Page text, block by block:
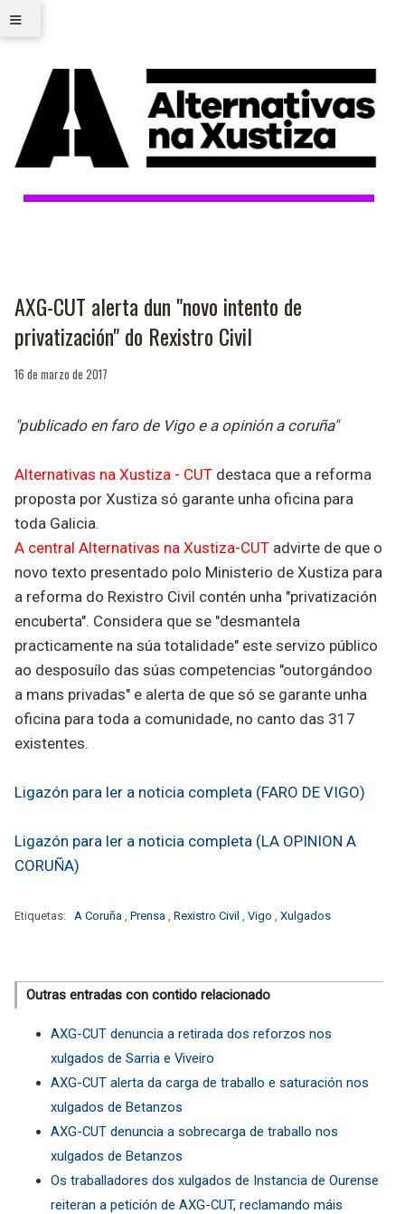
≡
AXG-CUT alerta dun "novo intento de
privatización" do Rexistro Civil
16 de marzo de 2017
"publicado en faro de Vigo e a opinión a coruña"
Alternativas na Xustiza - CUT destaca que a reforma
proposta por Xustiza só garante unha oficina para
toda Galicia.
A central Alternativas na Xustiza-CUT advirte de que o
novo texto presentado polo Ministerio de Xustiza para
a reforma do Rexistro Civil contén unha "privatización
encuberta". Considera que se "desmantela
practicamente na súa totalidade" este servizo público
ao desposuílo das súas competencias "outorgándoo
a mans privadas" e alerta de que só se garante unha
oficina para toda a comunidade, no canto das 317
existentes.
Ligazón para ler a noticia completa (FARO DE VIGO)
Ligazón para ler a noticia completa (LA OPINION A
CORUÑA)
Etiquetas: A Coruña Prensa Rexistro Civil Vigo Xulgados
Outras entradas con contido relacionado
AXG-CUT denuncia a retirada dos reforzos nos
xulgados de Sarria e Viveiro
AXG-CUT alerta da carga de traballo e saturación nos
xulgados de Betanzos
AXG-CUT denuncia a sobrecarga de traballo nos
xulgados de Betanzos
Os traballadores dos xulgados de Instancia de Ourense
reiteran a petición de AXG-CUT, reclamando máis